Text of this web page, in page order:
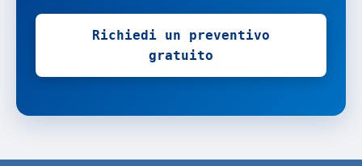
Richiedi un preventivo
gratuito